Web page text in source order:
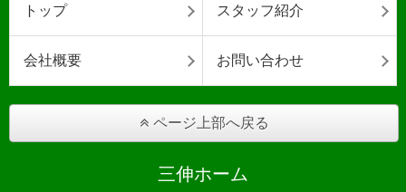
トップ スタッフ紹介
会社概要 お問い合わせ
ページ上部へ戻る
三伸ホーム